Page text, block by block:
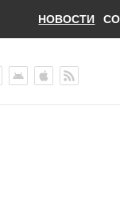
НОВОСТИ